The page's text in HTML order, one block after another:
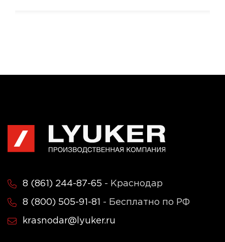
8 (861) 244-87-65 - Краснодар
8 (800) 505-91-81 - Бесплатно по РФ
krasnodar@lyuker.ru